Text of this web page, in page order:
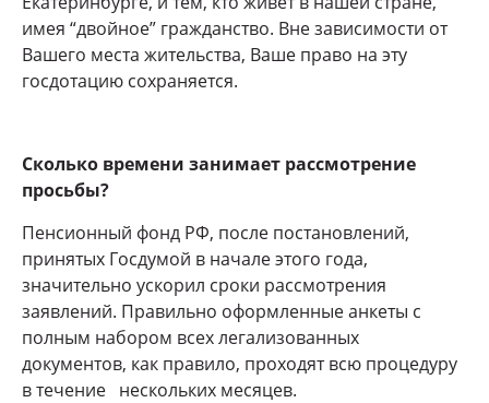
имея “двойное” гражданство. Вне зависимости от
Вашего места жительства, Ваше право на эту
госдотацию сохраняется.
Сколько времени занимает рассмотрение
просьбы?
Пенсионный фонд РФ, после постановлений,
принятых Госдумой в начале этого года,
значительно ускорил сроки рассмотрения
заявлений. Правильно оформленные анкеты с
полным набором всех легализованных
документов, как правило, проходят всю процедуру
в течение нескольких месяцев.